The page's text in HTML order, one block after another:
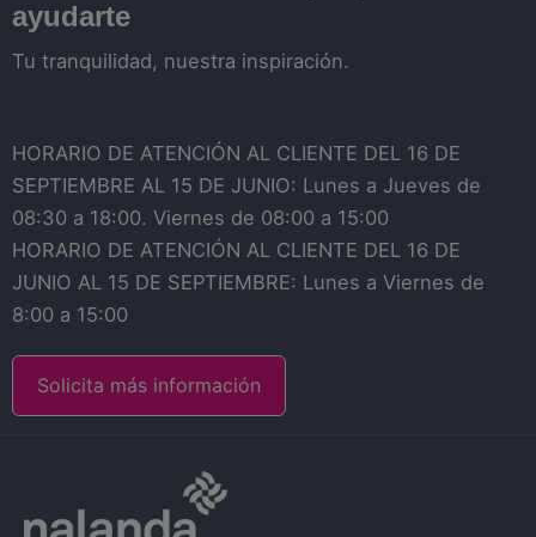
ayudarte
Tu tranquilidad, nuestra inspiración.
HORARIO DE ATENCIÓN AL CLIENTE DEL 16 DE
SEPTIEMBRE AL 15 DE JUNIO: Lunes a Jueves de
08:30 a 18:00. Viernes de 08:00 a 15:00
HORARIO DE ATENCIÓN AL CLIENTE DEL 16 DE
JUNIO AL 15 DE SEPTIEMBRE: Lunes a Viernes de
8:00 a 15:00
Solicita más información